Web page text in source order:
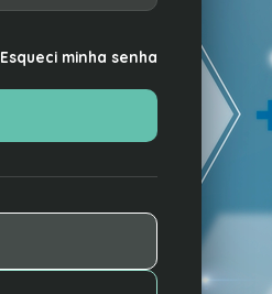
Esqueci minha senha